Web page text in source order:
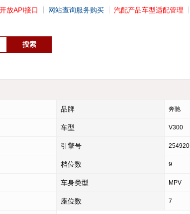
放API接口 网站查询服务购买 汽配产品车型适配管理
品牌 奔驰
车型 V300
引擎号 254920
档位数 9
车身类型 MPV
座位数 7